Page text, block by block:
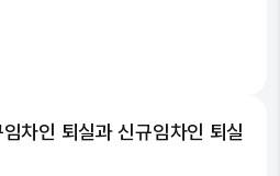
차인 퇴실과 신규임차인 퇴실